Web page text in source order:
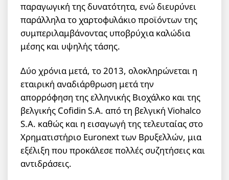
παραγωγική της δυνατότητα, ενώ διευρύνει
παράλληλα το χαρτοφυλάκιο προϊόντων της
συμπεριλαμβάνοντας υποβρύχια καλώδια
μέσης και υψηλής τάσης.
Δύο χρόνια μετά, το 2013, ολοκληρώνεται η
εταιρική αναδιάρθρωση μετά την
απορρόφηση της ελληνικής Βιοχάλκο και της
βελγικής Cofidin S.A. από τη βελγική Viohalco
S.A. καθώς και η εισαγωγή της τελευταίας στο
Χρηματιστήριο Euronext των Βρυξελλών, μια
εξέλιξη που προκάλεσε πολλές συζητήσεις και
αντιδράσεις.